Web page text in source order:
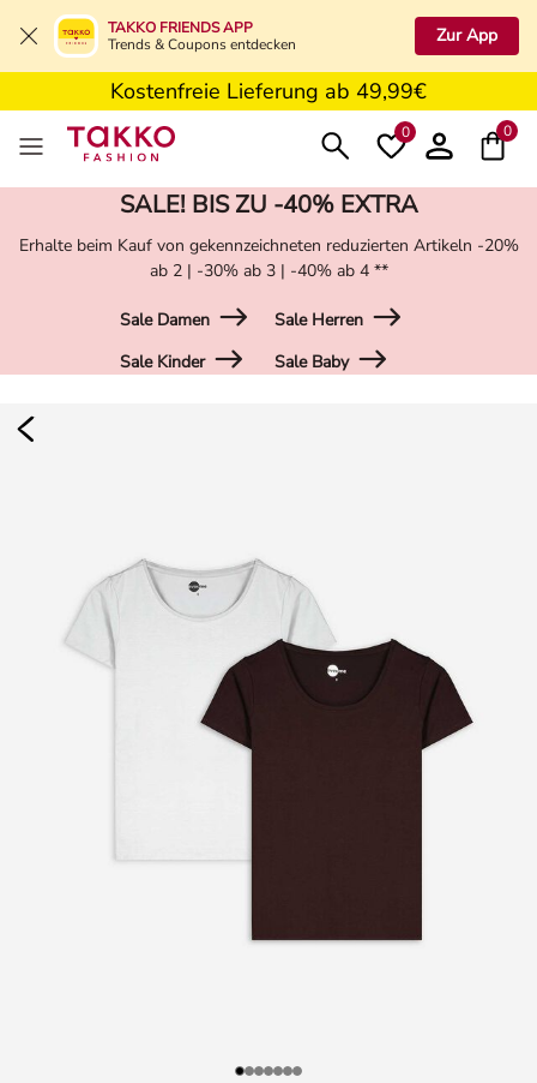
TAKKO FRIENDS APP
Trends & Coupons entdecken
Zur App
5€ Gutschein nach Registrierung*
Kostenfreie Retoure in der Filiale
Kostenfreie Lieferung ab 49,99€
5€ Gutschein nach Registrierung*
0 0
SALE! BIS ZU -40% EXTRA
Erhalte beim Kauf von gekennzeichneten reduzierten Artikeln -20%
ab 2 | -30% ab 3 | -40% ab 4 **
Sale Damen
Sale Herren
Sale Kinder
Sale Baby